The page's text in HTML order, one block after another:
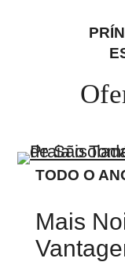
TODO O
Mais